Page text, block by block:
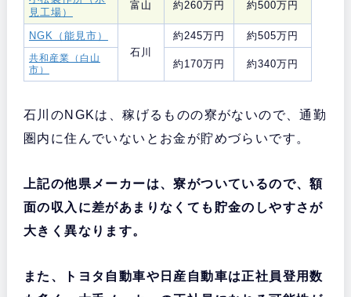
見工場）
富山 約260万円 約500万円
NGK（能見市）
石川
約245万円 約505万円
共和産業（白山
市）
約170万円 約340万円
石川のNGKは、稼げるものの寮がないので、通勤
圏内に住んでいないとお金が貯めづらいです。
上記の他県メーカーは、寮がついているので、額
面の収入に差があまりなくても貯金のしやすさが
大きく異なります。
また、トヨタ自動車や日産自動車は正社員登用数